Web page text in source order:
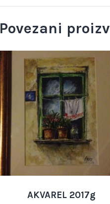
Povezani
AKVAREL 2017g